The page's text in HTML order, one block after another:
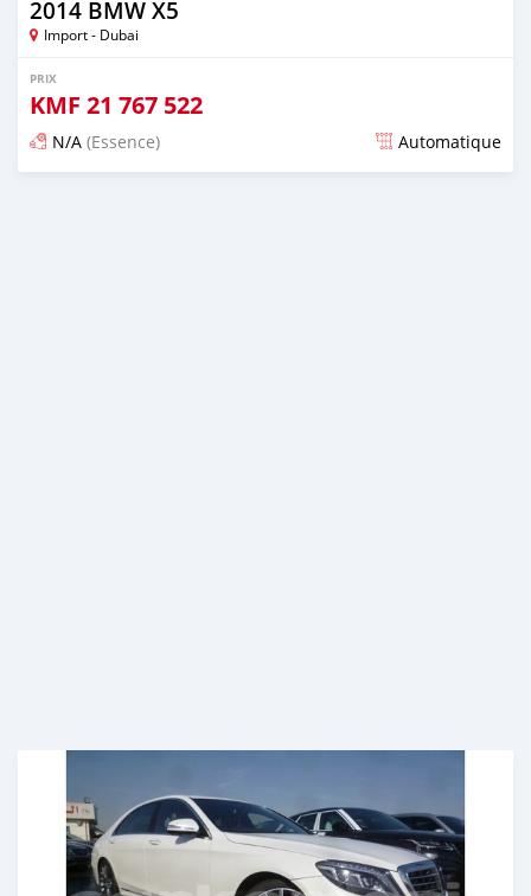
2014 BMW X5
Import - Dubai
PRIX
KMF 21 767 522
N/A (Essence) Automatique